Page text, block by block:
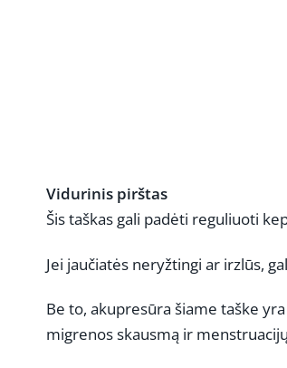
Vidurinis pirštas
Šis taškas gali padėti reguliuoti
Jei jaučiatės neryžtingi ar irzlūs,
Be to, akupresūra šiame taške
migrenos skausmą ir